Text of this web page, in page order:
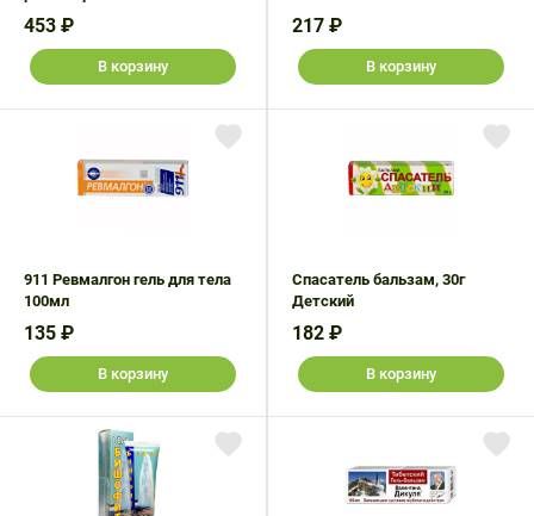
453 ₽
В корзину
217 ₽
В корзину
911 Ревмалгон гель для тела
100мл
135 ₽
В корзину
Спасатель бальзам, 30г
Детский
182 ₽
В корзину